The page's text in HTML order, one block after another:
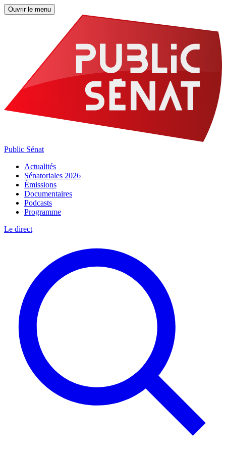
Ouvrir le menu
Public Sénat
Actualités
Sénatoriales 2026
Émissions
Documentaires
Podcasts
Programme
Le direct